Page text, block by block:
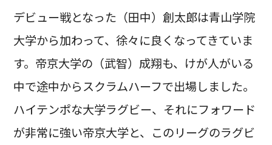
デビュー戦となった（田中）創太郎は青山学院
大学から加わって、徐々に良くなってきていま
す。帝京大学の（武智）成翔も、けが人がいる
中で途中からスクラムハーフで出場しました。
ハイテンポな大学ラグビー、それにフォワード
が非常に強い帝京大学と、このリーグのラグビ